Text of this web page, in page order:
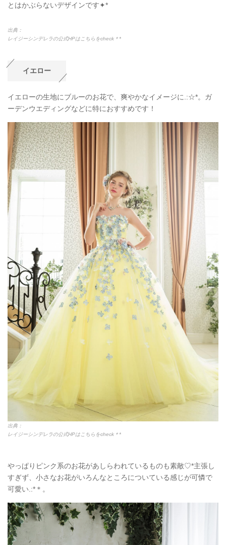
とはかぶらないデザインです✦*
出典：
レイジーシンデレラの公式HPはこちらをcheck＊*
イエロー
イエローの生地にブルーのお花で、爽やかなイメージに.:☆*。ガ
ーデンウエディングなどに特におすすめです！
出典：
レイジーシンデレラの公式HPはこちらをcheck＊*
やっぱりピンク系のお花があしらわれているものも素敵♡*主張し
すぎず、小さなお花がいろんなところについている感じが可憐で
可愛い.:*＊。